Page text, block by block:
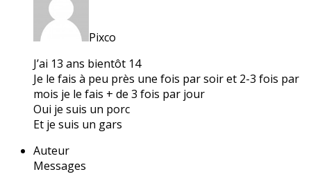
Pixco
J’ai 13 ans bientôt 14
Je le fais à peu près une fois par soir et 2-3 fois par
mois je le fais + de 3 fois par jour
Oui je suis un porc
Et je suis un gars
Auteur
Messages